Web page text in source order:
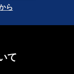
ら
て